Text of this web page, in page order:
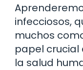
infecciosos,
muchos
papel crucial
la salud